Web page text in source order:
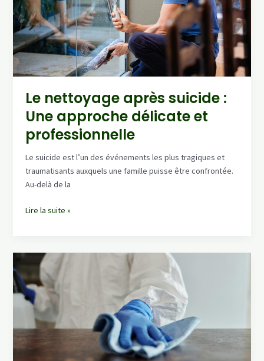
Le nettoyage après suicide :
Une approche délicate et
professionnelle
Le suicide est l’un des événements les plus tragiques et
traumatisants auxquels une famille puisse être confrontée.
Au-delà de la
Le
suicide
Une
approche
délicate
professionnelle
Lire la suite »